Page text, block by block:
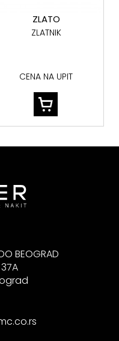
ZLATO
ZLATNIK
CENA NA UPIT
BEOGRAD